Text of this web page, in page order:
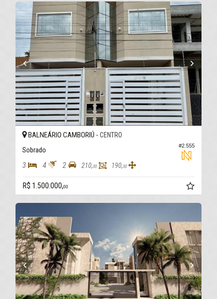
#2.555
BALNEÁRIO CAMBORIÚ - CENTRO
Sobrado
3 4 2 210,00 190,00
R$ 1.500.000,00